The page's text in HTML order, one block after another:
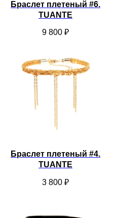
Браслет плетеный #6.
TUANTE
9 800 ₽
Браслет плетеный #4.
TUANTE
3 800 ₽